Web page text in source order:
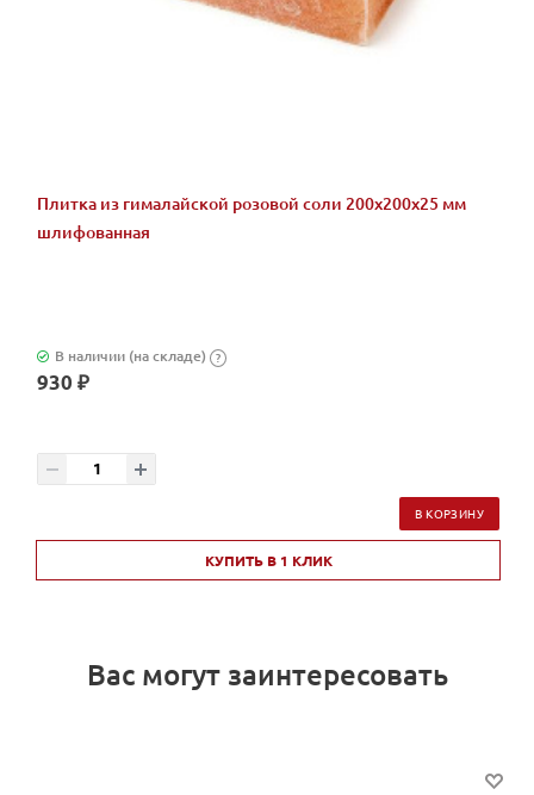
Плитка из гималайской розовой соли 200x200x25 мм
шлифованная
В наличии (на складе) ?
930 ₽
В КОРЗИНУ
КУПИТЬ В 1 КЛИК
Вас могут заинтересовать